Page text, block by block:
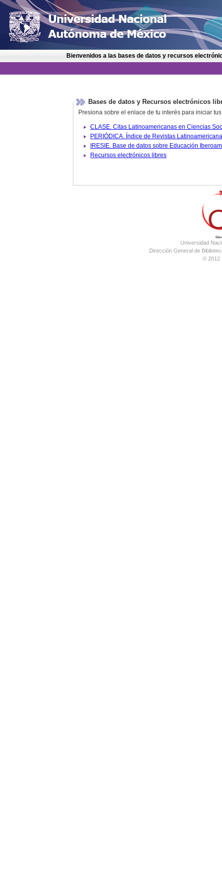
Bienvenidos a las bases de datos y recursos
Bases de datos y Recursos electrónicos
Presiona sobre el enlace de tu interés para iniciar
IRESIE. Base de datos
Recursos electrónicos libres
Universidad
Dirección General de
© 2012